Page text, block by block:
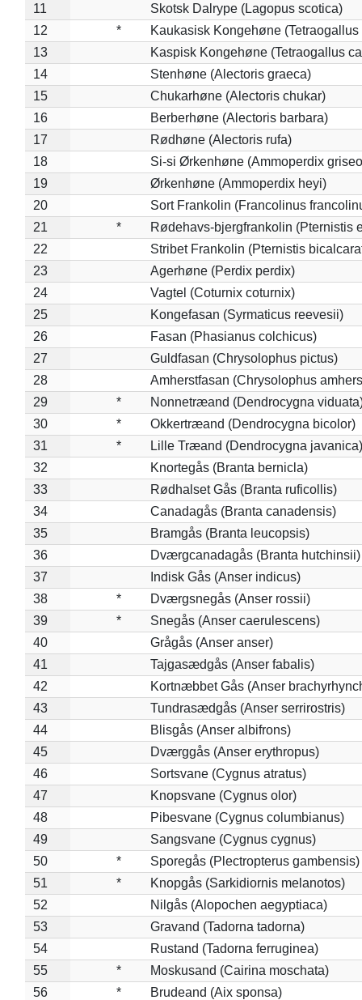
11
Skotsk Dalrype (Lagopus scotica)
12
*
Kaukasisk Kongehøne
13
Kaspisk Kongehøne (Tetraogallus
14
Stenhøne (Alectoris graeca)
15
Chukarhøne (Alectoris chukar)
16
Berberhøne (Alectoris barbara)
17
Rødhøne (Alectoris rufa)
18
Si-si Ørkenhøne (Ammoperdix
19
Ørkenhøne (Ammoperdix heyi)
20
Sort Frankolin (Francolinus
21
*
Rødehavs-bjergfrankolin (Pternistis
22
Stribet Frankolin (Pternistis
23
Agerhøne (Perdix perdix)
24
Vagtel (Coturnix coturnix)
25
Kongefasan (Syrmaticus reevesii)
26
Fasan (Phasianus colchicus)
27
Guldfasan (Chrysolophus pictus)
28
Amherstfasan (Chrysolophus
29
*
Nonnetræand (Dendrocygna
30
*
Okkertræand (Dendrocygna bicolor)
31
*
Lille Træand (Dendrocygna javanica)
32
Knortegås (Branta bernicla)
33
Rødhalset Gås (Branta ruficollis)
34
Canadagås (Branta canadensis)
35
Bramgås (Branta leucopsis)
36
Dværgcanadagås (Branta hutchinsii)
37
Indisk Gås (Anser indicus)
38
*
Dværgsnegås (Anser rossii)
39
*
Snegås (Anser caerulescens)
40
Grågås (Anser anser)
41
Tajgasædgås (Anser fabalis)
42
Kortnæbbet Gås (Anser
43
Tundrasædgås (Anser serrirostris)
44
Blisgås (Anser albifrons)
45
Dværggås (Anser erythropus)
46
Sortsvane (Cygnus atratus)
47
Knopsvane (Cygnus olor)
48
Pibesvane (Cygnus columbianus)
49
Sangsvane (Cygnus cygnus)
50
*
Sporegås (Plectropterus gambensis)
51
*
Knopgås (Sarkidiornis melanotos)
52
Nilgås (Alopochen aegyptiaca)
53
Gravand (Tadorna tadorna)
54
Rustand (Tadorna ferruginea)
55
*
Moskusand (Cairina moschata)
56
*
Brudeand (Aix sponsa)